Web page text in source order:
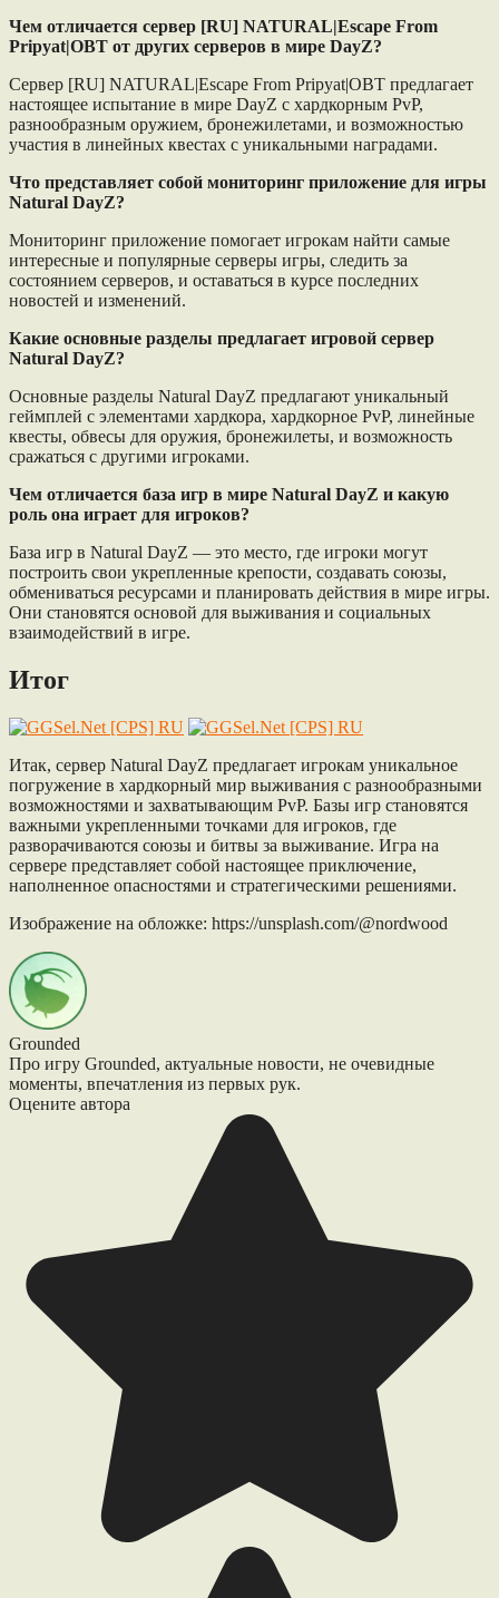
Чем отличается сервер [RU] NATURAL|Escape From
Pripyat|OBT от других серверов в мире DayZ?
Сервер [RU] NATURAL|Escape From Pripyat|OBT предлагает
настоящее испытание в мире DayZ с хардкорным PvP,
разнообразным оружием, бронежилетами, и возможностью
участия в линейных квестах с уникальными наградами.
Что представляет собой мониторинг приложение для игры
Natural DayZ?
Мониторинг приложение помогает игрокам найти самые
интересные и популярные серверы игры, следить за
состоянием серверов, и оставаться в курсе последних
новостей и изменений.
Какие основные разделы предлагает игровой сервер
Natural DayZ?
Основные разделы Natural DayZ предлагают уникальный
геймплей с элементами хардкора, хардкорное PvP, линейные
квесты, обвесы для оружия, бронежилеты, и возможность
сражаться с другими игроками.
Чем отличается база игр в мире Natural DayZ и какую
роль она играет для игроков?
База игр в Natural DayZ — это место, где игроки могут
построить свои укрепленные крепости, создавать союзы,
обмениваться ресурсами и планировать действия в мире игры.
Они становятся основой для выживания и социальных
взаимодействий в игре.
Итог
Итак, сервер Natural DayZ предлагает игрокам уникальное
погружение в хардкорный мир выживания с разнообразными
возможностями и захватывающим PvP. Базы игр становятся
важными укрепленными точками для игроков, где
разворачиваются союзы и битвы за выживание. Игра на
сервере представляет собой настоящее приключение,
наполненное опасностями и стратегическими решениями.
Изображение на обложке: https://unsplash.com/@nordwood
Grounded
Про игру Grounded, актуальные новости, не очевидные
моменты, впечатления из первых рук.
Оцените автора